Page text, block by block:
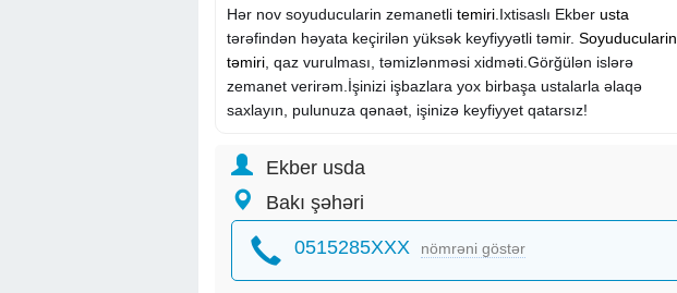
Hər nov soyuducularin zemanetli temiri .Ixtisaslı Ekber usta
tərəfindən həyata keçirilən yüksək keyfiyyətli təmir. Soyuducularin
təmiri , qaz vurulması, təmizlənməsi xidməti.Görğülən islərə
zemanet verirəm.İşinizi işbazlara yox birbaşa ustalarla əlaqə
saxlayın, pulunuza qənaət, işinizə keyfiyyet qatarsız!
Ekber usda
Bakı şəhəri
0515285XXX nömrəni göstər